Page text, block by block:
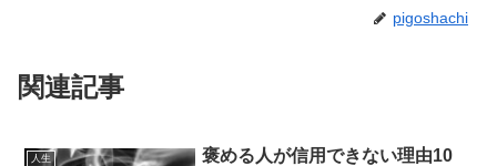
pigoshachi
関連記事
人生
褒める人が信用できない理由10